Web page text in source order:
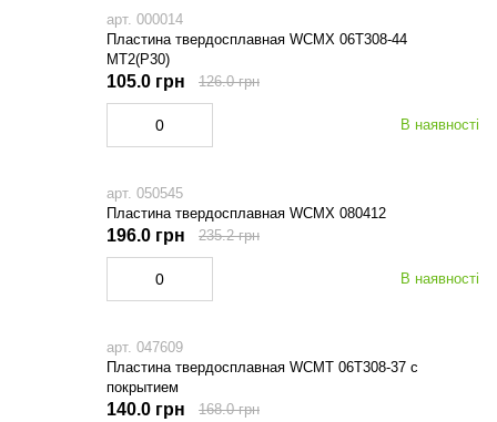
арт. 000014
Пластина твердосплавная WCMX 06Т308-44
MT2(P30)
В наявності
105.0 грн 126.0 грн
арт. 050545
Пластина твердосплавная WCMX 080412
В наявності
196.0 грн 235.2 грн
арт. 047609
Пластина твердосплавная WCMТ 06Т308-37 с
покрытием
140.0 грн 168.0 грн